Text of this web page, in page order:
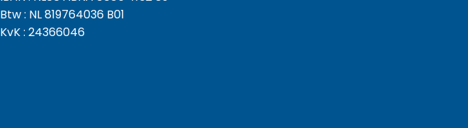
Btw : NL 819764036 B01
KvK : 24366046